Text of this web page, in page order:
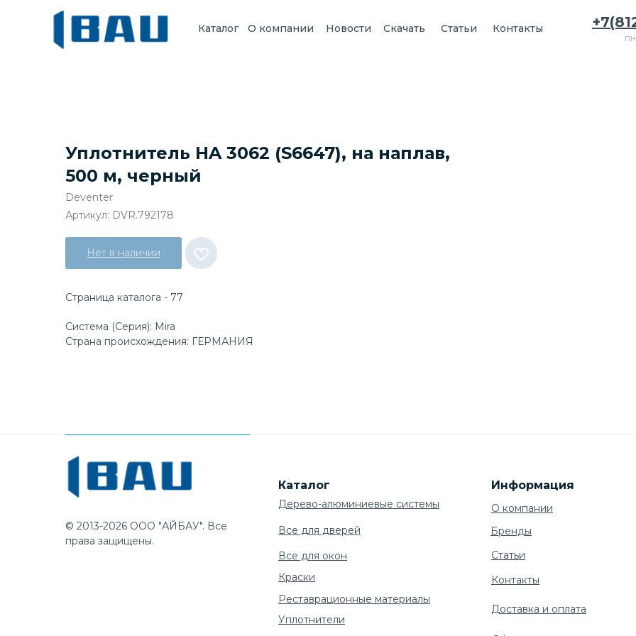
Каталог О компании Новости Статьи Контакты
Скачать
Уплотнитель HA 3062 (S6647), на наплав,
500 м, черный
Deventer
Артикул: DVR.792178
Нет в наличии
Страница каталога - 77
Система (Серия): Mira
Страна происхождения: ГЕРМАНИЯ
Каталог Информация
Дерево-алюминиевые системы
Все для дверей
Все для окон
Реставрационные материалы
Уплотнители
© 2013-2026 ООО "АЙБАУ". Все
права защищены.
О компании
Cтатьи
Контакты
Доставка и оплата
Краски
Бренды